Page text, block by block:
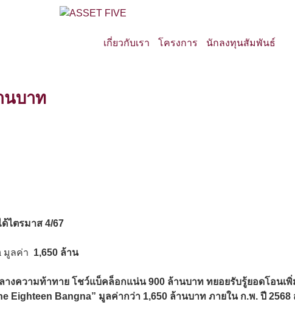
เกี่ยวกับเรา โครงการ นักลงทุนสัมพันธ์
นบาท
ไตรมาส 4/67
มูลค่า 1,650 ล้าน
างความท้าทาย โชว์แบ็คล็อกแน่น 900 ล้านบาท ทยอยรับรู้ยอดโอนเ
Eighteen Bangna” มูลค่ากว่า 1,650 ล้านบาท ภายใน ก.พ. ปี 2568